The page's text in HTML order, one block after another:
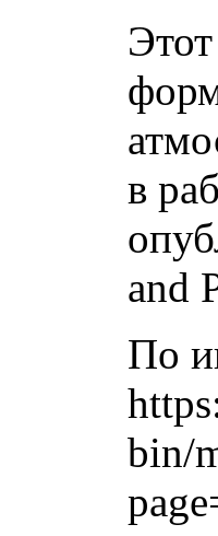
в
and
По
bin/